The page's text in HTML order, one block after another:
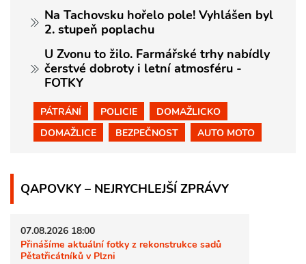
Na Tachovsku hořelo pole! Vyhlášen byl
2. stupeň poplachu
U Zvonu to žilo. Farmářské trhy nabídly
čerstvé dobroty i letní atmosféru -
FOTKY
PÁTRÁNÍ POLICIE
DOMAŽLICKO
DOMAŽLICE
BEZPEČNOST AUTO MOTO
QAPOVKY – NEJRYCHLEJŠÍ ZPRÁVY
07.08.2026 18:00
Přinášíme aktuální fotky z rekonstrukce sadů
Pětatřicátníků v Plzni